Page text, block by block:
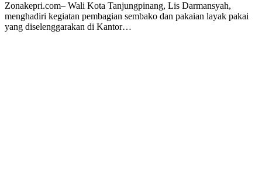
Zonakepri.com– Wali Kota Tanjungpinang, Lis Darmansyah,
menghadiri kegiatan pembagian sembako dan pakaian layak pakai
yang diselenggarakan di Kantor…